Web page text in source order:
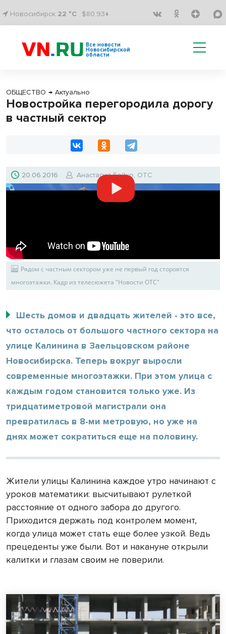
Новосибирск 22 °C $80.93↓
Все новости
Новосибирской
области
ОБЩЕСТВО → Актуально
Новостройка перегородила дорогу
в частный сектор
20.06.2016 Анастасия Бойко, ОТС
Рядом с частным сектором уже не первый год стороятся
многоэтажки. Кадр из телесюжета "Новости ОТС"
Шесть домов и двадцать жителей - это все,
что осталось от большого частного сектора на
улице Калинина в Заельцовском районе
Новосибирска. Теперь вокруг выросли
современные многоэтажки. При этом улица с
каждым годом становится только уже. Из
тридцатиметровой магистрали она
превратилась в 8-ми метровую, но уже на
днях может сократиться еще на половину.
Жители улицы Калинина каждое утро начинают с
уроков математики: высчитывают рулеткой
расстояние от одного забора до другого.
Приходится держать под контролем момент,
когда улица может стать еще более узкой. Ведь
прецеденты уже были. Вот и накануне открыли
калитки и глазам своим не поверили.